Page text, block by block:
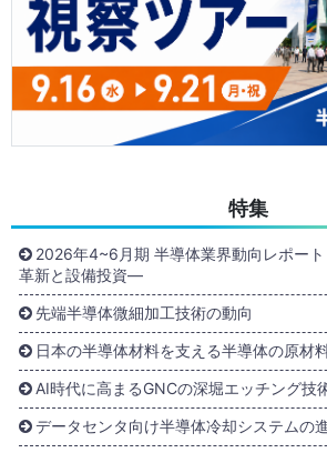
特集
2026年4~6月期 半導体業界動向レポー
革新と設備投資―
先端半導体微細加工技術の動向
日本の半導体材料を支える半導体の原材
AI時代に高まるGNCの深堀エッチング技
データセンタ向け半導体冷却システムの